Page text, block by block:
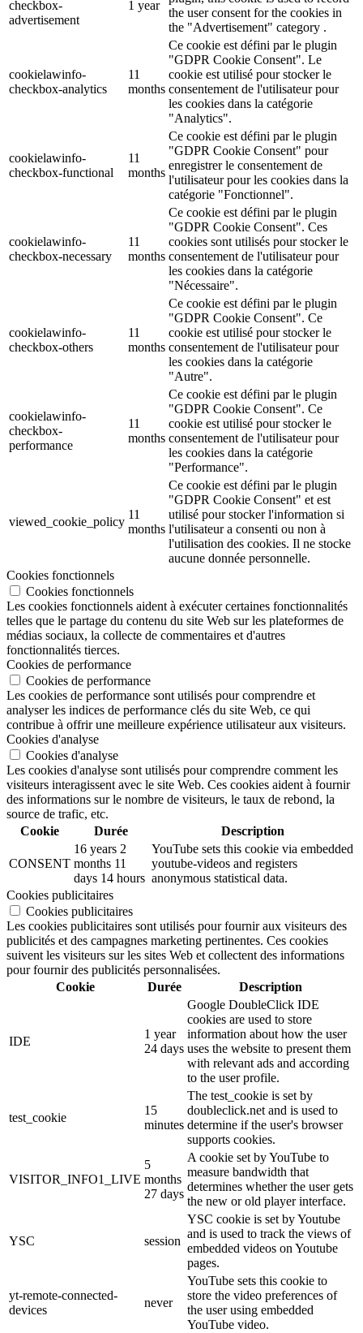
checkbox-
advertisement
1 year
the user consent for the cookies in
the "Advertisement" category .
cookielawinfo-
checkbox-analytics
11
months
Ce cookie est défini par le plugin
"GDPR Cookie Consent". Le
cookie est utilisé pour stocker le
consentement de l'utilisateur pour
les cookies dans la catégorie
"Analytics".
cookielawinfo-
checkbox-functional
11
months
Ce cookie est défini par le plugin
"GDPR Cookie Consent" pour
enregistrer le consentement de
l'utilisateur pour les cookies dans la
catégorie "Fonctionnel".
cookielawinfo-
checkbox-necessary
11
months
Ce cookie est défini par le plugin
"GDPR Cookie Consent". Ces
cookies sont utilisés pour stocker le
consentement de l'utilisateur pour
les cookies dans la catégorie
"Nécessaire".
cookielawinfo-
checkbox-others
11
months
Ce cookie est défini par le plugin
"GDPR Cookie Consent". Ce
cookie est utilisé pour stocker le
consentement de l'utilisateur pour
les cookies dans la catégorie
"Autre".
cookielawinfo-
checkbox-
performance
11
months
Ce cookie est défini par le plugin
"GDPR Cookie Consent". Ce
cookie est utilisé pour stocker le
consentement de l'utilisateur pour
les cookies dans la catégorie
"Performance".
viewed_cookie_policy
11
months
Ce cookie est défini par le plugin
"GDPR Cookie Consent" et est
utilisé pour stocker l'information si
l'utilisateur a consenti ou non à
l'utilisation des cookies. Il ne stocke
aucune donnée personnelle.
Cookies fonctionnels
Cookies fonctionnels
Les cookies fonctionnels aident à exécuter certaines fonctionnalités
telles que le partage du contenu du site Web sur les plateformes de
médias sociaux, la collecte de commentaires et d'autres
fonctionnalités tierces.
Cookies de performance
Cookies de performance
Les cookies de performance sont utilisés pour comprendre et
analyser les indices de performance clés du site Web, ce qui
contribue à offrir une meilleure expérience utilisateur aux visiteurs.
Cookies d'analyse
Cookies d'analyse
Les cookies d'analyse sont utilisés pour comprendre comment les
visiteurs interagissent avec le site Web. Ces cookies aident à fournir
des informations sur le nombre de visiteurs, le taux de rebond, la
source de trafic, etc.
Cookie
Durée Description
CONSENT
16 years 2
months 11
days 14 hours
YouTube sets this cookie via embedded
youtube-videos and registers
anonymous statistical data.
Cookies publicitaires
Cookies publicitaires
Les cookies publicitaires sont utilisés pour fournir aux visiteurs des
publicités et des campagnes marketing pertinentes. Ces cookies
suivent les visiteurs sur les sites Web et collectent des informations
pour fournir des publicités personnalisées.
Cookie
Durée Description
IDE
1 year
24 days
Google DoubleClick IDE
cookies are used to store
information about how the user
uses the website to present them
with relevant ads and according
to the user profile.
test_cookie
15
minutes
The test_cookie is set by
doubleclick.net and is used to
determine if the user's browser
supports cookies.
VISITOR_INFO1_LIVE
5
months
27 days
A cookie set by YouTube to
measure bandwidth that
determines whether the user gets
the new or old player interface.
YSC session
YSC cookie is set by Youtube
and is used to track the views of
embedded videos on Youtube
pages.
yt-remote-connected-
devices
never
YouTube sets this cookie to
store the video preferences of
the user using embedded
YouTube video.